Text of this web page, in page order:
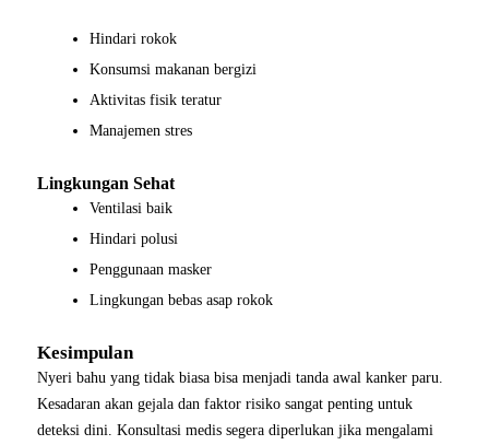
Hindari rokok
Konsumsi makanan bergizi
Aktivitas fisik teratur
Manajemen stres
Lingkungan Sehat
Ventilasi baik
Hindari polusi
Penggunaan masker
Lingkungan bebas asap rokok
Kesimpulan
Nyeri bahu yang tidak biasa bisa menjadi tanda awal kanker paru.
Kesadaran akan gejala dan faktor risiko sangat penting untuk
deteksi dini. Konsultasi medis segera diperlukan jika mengalami